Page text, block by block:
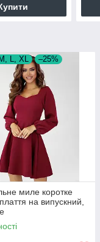
L, XL –25%
миле коротке
на випускний,